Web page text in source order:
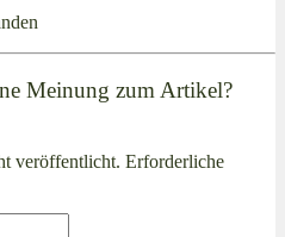
Meinung zum Artikel?
veröffentlicht. Erforderliche